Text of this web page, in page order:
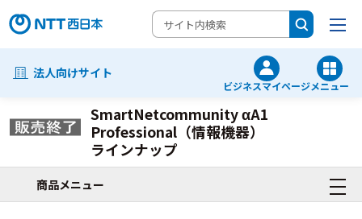
法人向けサイト
ビジネスマイページメニュー
SmartNetcommunity αA1
Professional（情報機器）
ラインナップ
商品メニュー